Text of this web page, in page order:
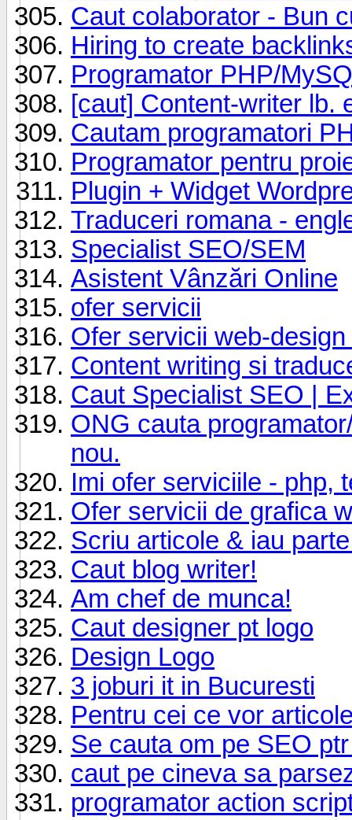
Caut colaborator - Bun
Hiring to create
Programator PHP/
[caut] Content-writer lb.
Cautam programatori
Programator pentru
Plugin + Widget
Traduceri romana -
Specialist SEO/SEM
Asistent Vânzări Online
ofer servicii
Ofer servicii web-
Content writing si
Caut Specialist SEO |
ONG cauta
nou.
Imi ofer serviciile - php,
Ofer servicii de grafica
Scriu articole & iau
Caut blog writer!
Am chef de munca!
Caut designer pt logo
Design Logo
3 joburi it in Bucuresti
Pentru cei ce vor
Se cauta om pe SEO
caut pe cineva sa
programator action